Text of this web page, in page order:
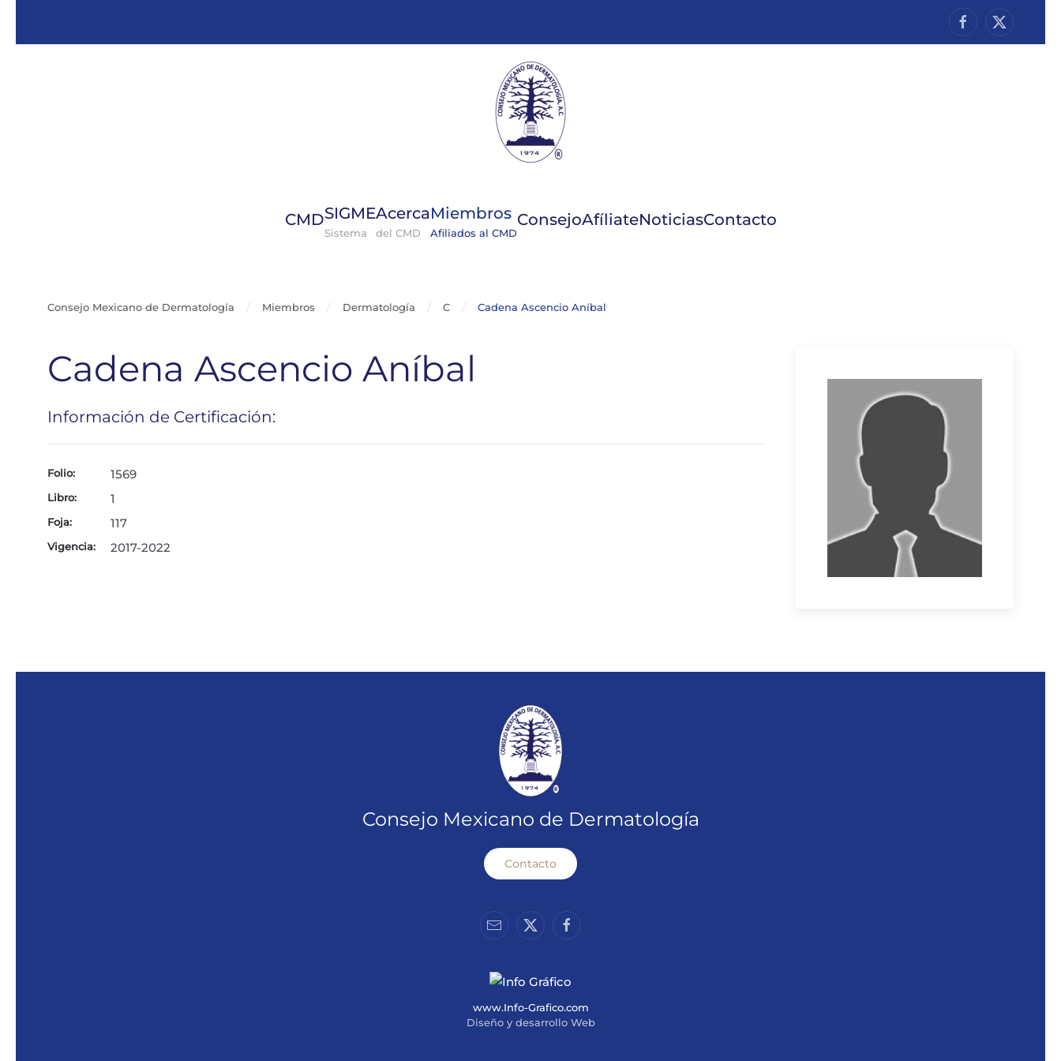
CMDSIGME
Sistema
Acerca
del CMD
Miembros
Afiliados al CMD
ConsejoAfíliateNoticiasContacto
Consejo Mexicano de Dermatología Miembros Dermatología C Cadena Ascencio Aníbal
Cadena Ascencio Aníbal
Información de Certificación:
Folio: 1569
Libro: 1
Foja: 117
Vigencia: 2017-2022
Consejo Mexicano de Dermatología
Contacto
www.Info-Grafico.com
Diseño y desarrollo Web